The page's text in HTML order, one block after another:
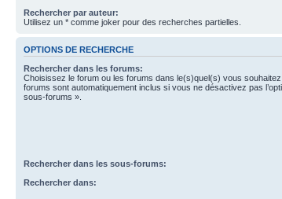
Rechercher par auteur:
Utilisez un * comme joker pour des recherches partielles.
OPTIONS DE RECHERCHE
Rechercher dans les forums:
Choisissez le forum ou les forums dans le(s)quel(s) vous
forums sont automatiquement inclus si vous ne désactivez pas
sous-forums ».
Rechercher dans les sous-forums:
Rechercher dans: